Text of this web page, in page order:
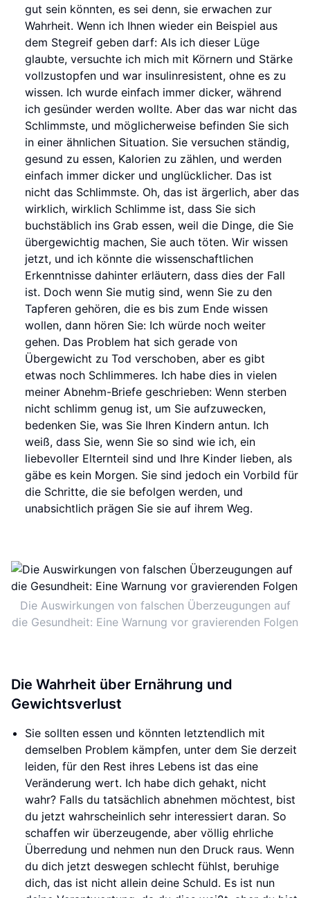
gut sein könnten, es sei denn, sie erwachen zur
Wahrheit. Wenn ich Ihnen wieder ein Beispiel aus
dem Stegreif geben darf: Als ich dieser Lüge
glaubte, versuchte ich mich mit Körnern und Stärke
vollzustopfen und war insulinresistent, ohne es zu
wissen. Ich wurde einfach immer dicker, während
ich gesünder werden wollte. Aber das war nicht das
Schlimmste, und möglicherweise befinden Sie sich
in einer ähnlichen Situation. Sie versuchen ständig,
gesund zu essen, Kalorien zu zählen, und werden
einfach immer dicker und unglücklicher. Das ist
nicht das Schlimmste. Oh, das ist ärgerlich, aber das
wirklich, wirklich Schlimme ist, dass Sie sich
buchstäblich ins Grab essen, weil die Dinge, die Sie
übergewichtig machen, Sie auch töten. Wir wissen
jetzt, und ich könnte die wissenschaftlichen
Erkenntnisse dahinter erläutern, dass dies der Fall
ist. Doch wenn Sie mutig sind, wenn Sie zu den
Tapferen gehören, die es bis zum Ende wissen
wollen, dann hören Sie: Ich würde noch weiter
gehen. Das Problem hat sich gerade von
Übergewicht zu Tod verschoben, aber es gibt
etwas noch Schlimmeres. Ich habe dies in vielen
meiner Abnehm-Briefe geschrieben: Wenn sterben
nicht schlimm genug ist, um Sie aufzuwecken,
bedenken Sie, was Sie Ihren Kindern antun. Ich
weiß, dass Sie, wenn Sie so sind wie ich, ein
liebevoller Elternteil sind und Ihre Kinder lieben, als
gäbe es kein Morgen. Sie sind jedoch ein Vorbild für
die Schritte, die sie befolgen werden, und
unabsichtlich prägen Sie sie auf ihrem Weg.
Die Auswirkungen von falschen Überzeugungen auf
die Gesundheit: Eine Warnung vor gravierenden Folgen
Die Wahrheit über Ernährung und
Gewichtsverlust
Sie sollten essen und könnten letztendlich mit
demselben Problem kämpfen, unter dem Sie derzeit
leiden, für den Rest ihres Lebens ist das eine
Veränderung wert. Ich habe dich gehakt, nicht
wahr? Falls du tatsächlich abnehmen möchtest, bist
du jetzt wahrscheinlich sehr interessiert daran. So
schaffen wir überzeugende, aber völlig ehrliche
Überredung und nehmen nun den Druck raus. Wenn
du dich jetzt deswegen schlecht fühlst, beruhige
dich, das ist nicht allein deine Schuld. Es ist nun